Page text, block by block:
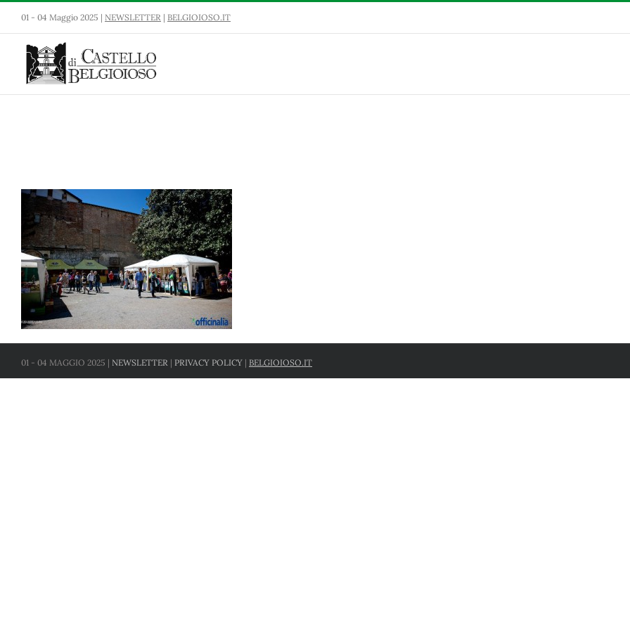
Salta
contenuto
01 - 04 Maggio 2025 | NEWSLETTER | BELGIOIOSO.IT
01 - 04 MAGGIO 2025 | NEWSLETTER | PRIVACY POLICY | BELGIOIOSO.IT